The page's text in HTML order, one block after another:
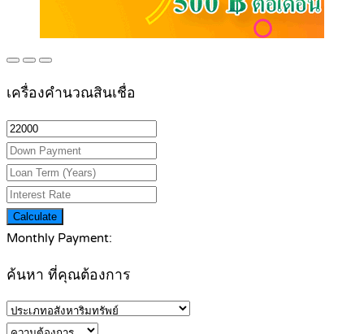
เครื่องคำนวณสินเชื่อ
Calculate
Monthly Payment:
ค้นหา ที่คุณต้องการ